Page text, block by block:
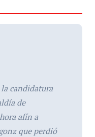
candidatura
de
afín a
que perdió